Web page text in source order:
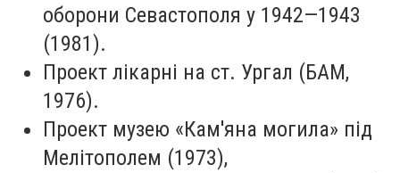
оборони Севастополя у 1942—1943
(1981).
Проект лікарні на ст. Ургал (БАМ,
1976).
Проект музею «Кам'яна могила» під
Мелітополем (1973),